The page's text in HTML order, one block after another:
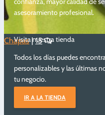
Chapas | 15
asesoramiento profesional.
Visita nuestra tienda
Todos los días puedes
personalizables y las últimas
tu negocio.
IR A LA TIENDA